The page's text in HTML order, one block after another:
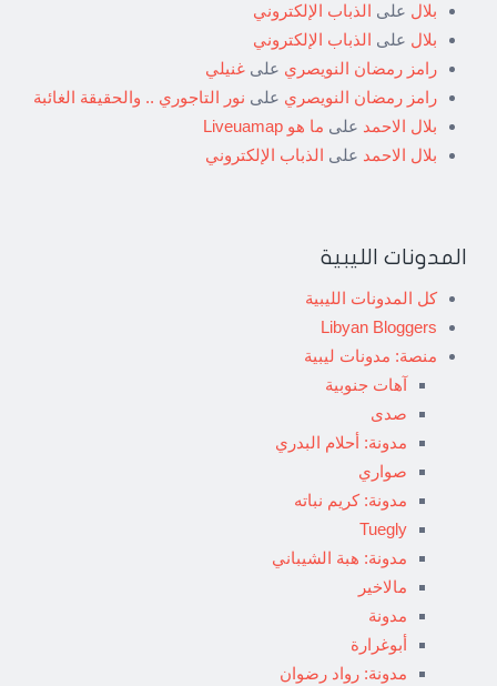
بلال على الذباب الإلكتروني
بلال على الذباب الإلكتروني
رامز رمضان النويصري على غنيلي
رامز رمضان النويصري على نور التاجوري .. والحقيقة الغائبة
بلال الاحمد على ما هو Liveuamap
بلال الاحمد على الذباب الإلكتروني
المدونات الليبية
كل المدونات الليبية
Libyan Bloggers
منصة: مدونات ليبية
آهات جنوبية
صدى
مدونة: أحلام البدري
صواري
مدونة: كريم نباته
Tuegly
مدونة: هبة الشيباني
مالاخير
مدونة
أبوغرارة
مدونة: رواد رضوان